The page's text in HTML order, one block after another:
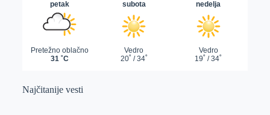
Najčitanije vesti